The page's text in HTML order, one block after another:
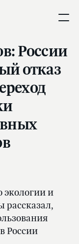
России
отказ
экологии и
России